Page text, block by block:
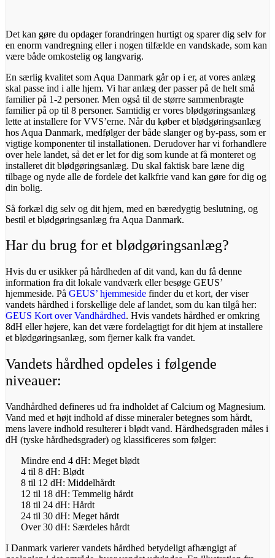
Det kan gøre du opdager forandringen hurtigt og sparer dig selv for
en enorm vandregning eller i nogen tilfælde en vandskade, som kan
være både omkostelig og langvarig.
En særlig kvalitet som Aqua Danmark går op i er, at vores anlæg
skal passe ind i alle hjem. Vi har anlæg der passer på de helt små
familier på 1-2 personer. Men også til de større sammenbragte
familier på op til 8 personer. Samtidig er vores blødgøringsanlæg
lette at installere for VVS’erne. Når du køber et blødgøringsanlæg
hos Aqua Danmark, medfølger der både slanger og by-pass, som er
vigtige komponenter til installationen. Derudover har vi forhandlere
over hele landet, så det er let for dig som kunde at få monteret og
installeret dit blødgøringsanlæg. Du skal faktisk bare læne dig
tilbage og nyde alle de fordele det kalkfrie vand kan gøre for dig og
din bolig.
Så forkæl dig selv og dit hjem, med en bæredygtig beslutning, og
bestil et blødgøringsanlæg fra Aqua Danmark.
Har du brug for et blødgøringsanlæg?
Hvis du er usikker på hårdheden af dit vand, kan du få denne
information fra dit lokale vandværk eller besøge GEUS’
hjemmeside. På GEUS’ hjemmeside finder du et kort, der viser
vandets hårdhed i forskellige dele af landet, som du kan tilgå her:
GEUS Kort over Vandhårdhed. Hvis vandets hårdhed er omkring
8dH eller højere, kan det være fordelagtigt for dit hjem at installere
et blødgøringsanlæg, som fjerner kalk fra vandet.
Vandets hårdhed opdeles i følgende
niveauer:
Vandhårdhed defineres ud fra indholdet af Calcium og Magnesium.
Vand med et højt indhold af disse mineraler betegnes som hårdt,
mens lavere indhold resulterer i blødt vand. Hårdhedsgraden måles i
dH (tyske hårdhedsgrader) og klassificeres som følger:
Mindre end 4 dH: Meget blødt
4 til 8 dH: Blødt
8 til 12 dH: Middelhårdt
12 til 18 dH: Temmelig hårdt
18 til 24 dH: Hårdt
24 til 30 dH: Meget hårdt
Over 30 dH: Særdeles hårdt
I Danmark varierer vandets hårdhed betydeligt afhængigt af